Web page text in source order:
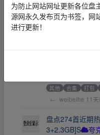
【华语励志】华
质越听越燃
抖音经典怀旧
3首华语流行金
其他
合集 打包
← weibeihe 11
盘点274首近期
3+2.3GB]S
夸
为防止网站网址更新各位盘
源网永久发布页为书签，网
进行更新！